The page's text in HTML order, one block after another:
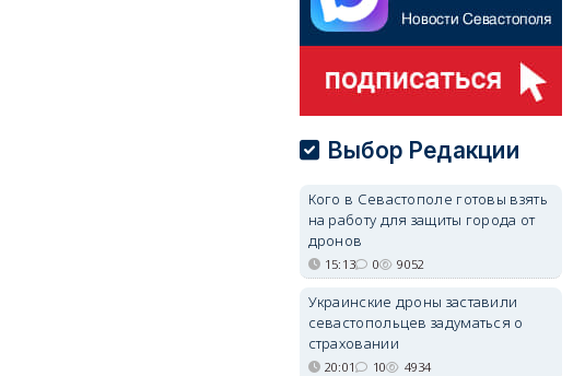
Выбор Редакции
Кого в Севастополе готовы взять
на работу для защиты города от
дронов
15:13 0 9052
Украинские дроны заставили
севастопольцев задуматься о
страховании
20:01 10 4934